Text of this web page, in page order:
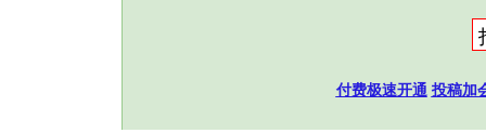
付费极速开通 投稿加